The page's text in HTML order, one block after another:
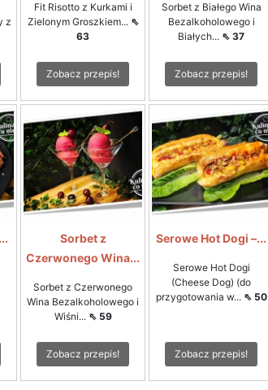
z
Fit Risotto z Kurkami i
Zielonym Groszkiem... ⇖
63
Zobacz przepis!
Sorbet z Białego Wina
Bezalkoholowego i
Białych... ⇖ 37
Zobacz przepis!
Sorbet z
Czerwonego Wina...
Sorbet z Czerwonego
Wina Bezalkoholowego i
Wiśni... ⇖ 59
Zobacz przepis!
Serowe Hot Dogi –...
Serowe Hot Dogi
(Cheese Dog) (do
przygotowania w... ⇖ 50
Zobacz przepis!